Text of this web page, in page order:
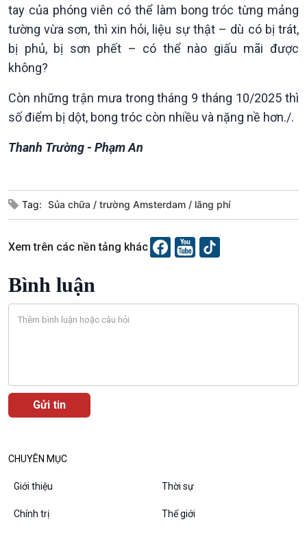
tay của phóng viên có thể làm bong tróc từng mảng
tường vừa sơn, thì xin hỏi, liệu sự thật – dù có bị trát,
bị phủ, bị sơn phết – có thể nào giấu mãi được
không?
Còn những trận mưa trong tháng 9 tháng 10/2025 thì
số điểm bị dột, bong tróc còn nhiều và nặng nề hơn./.
Thanh Trường - Phạm An
Tag: Sủa chữa trường Amsterdam lãng phí
Xem trên các nền tảng khác
Bình luận
CHUYÊN MỤC
Giới thiệu Thời sự
Chính trị Thế giới